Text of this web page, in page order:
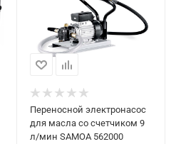
Переносной электронасос
для масла со счетчиком 9
л/мин SAMOA 562000